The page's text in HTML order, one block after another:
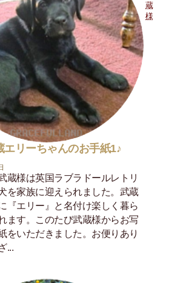
蔵
様
エリーちゃんのお手紙1♪
蔵様は英国ラブラドールレトリ
を家族に迎えられました。武蔵
『エリー』と名付け楽しく暮ら
ます。このたび武蔵様からお写
をいただきました。お便りあり
...